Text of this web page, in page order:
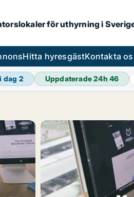
för uthyrning i
Hitta hyresgästKontakta
dag 2 Uppdaterade 24h46